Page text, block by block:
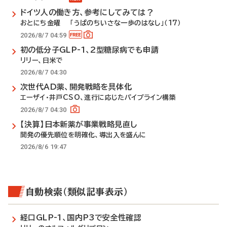
ドイツ人の働き方、参考にしてみては？
おとにち金曜 「うぱのちいさな一歩のはなし」（17）
2026/8/7 04:59
初の低分子GLP-1、2型糖尿病でも申請
リリー、日米で
2026/8/7 04:30
次世代AD薬、開発戦略を具体化
エーザイ・井戸CSO、進行に応じたパイプライン構築
2026/8/7 04:30
【決算】日本新薬が事業戦略見直し
開発の優先順位を明確化、導出入を盛んに
2026/8/6 19:47
自動検索（類似記事表示）
経口GLP-1、国内P3で安全性確認